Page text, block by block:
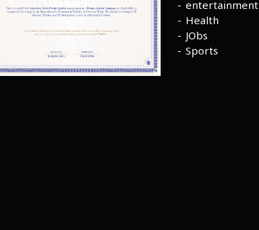
entertainment
Health
JObs
Sports